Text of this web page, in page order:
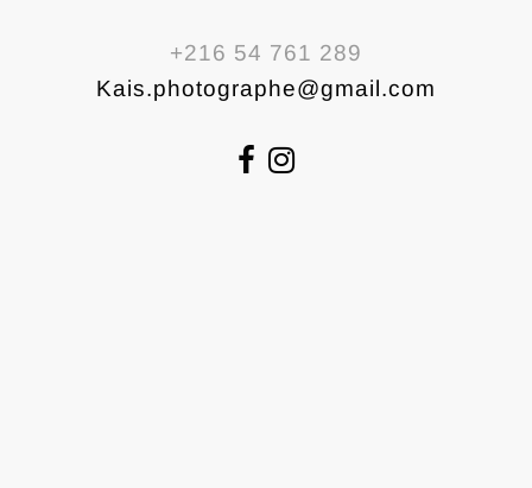
+216 54 761 289
Kais.photographe@gmail.com